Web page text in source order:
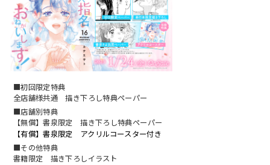
カクテルキス文庫
スフレコミックス
ロイヤルキス＆チュールキス
ピュールコミックス
フェアリーキス
TLコミック
BLノベル
少女コミック
ライトノベル
作品一覧
会社情報一覧
会社概要
採用情報
募集情報
■初回限定特典
全店舗様共通 描き下ろし特典ペーパー
■店舗別特典
【無償】書泉限定 描き下ろし特典ペーパー
【有償】書泉限定 アクリルコースター付き
■その他特典
書籍限定 描き下ろしイラスト